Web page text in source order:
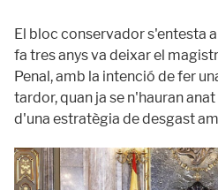
El bloc conservador s'entesta
fa tres anys va deixar el
Penal, amb la intenció de fer
tardor, quan ja se n'hauran
d'una estratègia de desgast